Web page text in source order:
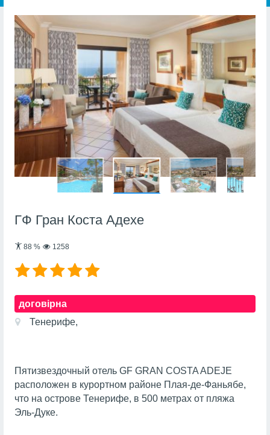
ГФ Гран Коста Адехе
88 % 1258
договірна
Тенерифе,
Пятизвездочный отель GF GRAN COSTA ADEJE
расположен в курортном районе Плая-де-Фаньябе,
что на острове Тенерифе, в 500 метрах от пляжа
Эль-Дуке.